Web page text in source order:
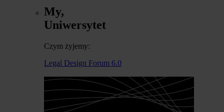
My,
Uniwersytet
Czym żyjemy:
Legal Design Forum 6.0